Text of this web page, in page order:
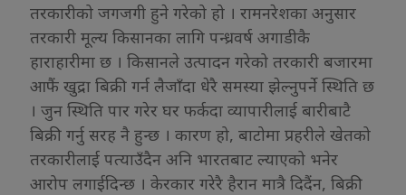
तरकारीको जगजगी हुने गरेको हो । रामनरेशका अनुसार
तरकारी मूल्य किसानका लागि पन्ध्रवर्ष अगाडीकै
हाराहारीमा छ । किसानले उत्पादन गरेको तरकारी बजारमा
आफैं खुद्रा बिक्री गर्न लैजाँदा धेरै समस्या झेल्नुपर्ने स्थिति छ
। जुन स्थिति पार गरेर घर फर्कदा व्यापारीलाई बारीबाटै
बिक्री गर्नु सरह नै हुन्छ । कारण हो, बाटोमा प्रहरीले खेतको
तरकारीलाई पत्याउँदैन अनि भारतबाट ल्याएको भनेर
आरोप लगाईदिन्छ । केरकार गरेरै हैरान मात्रै दिदैंन, बिक्री